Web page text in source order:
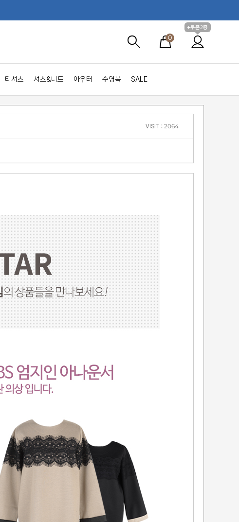
0
+쿠폰2종
티셔츠 셔츠&니트 아우터 수영복 SALE
VISIT : 2064